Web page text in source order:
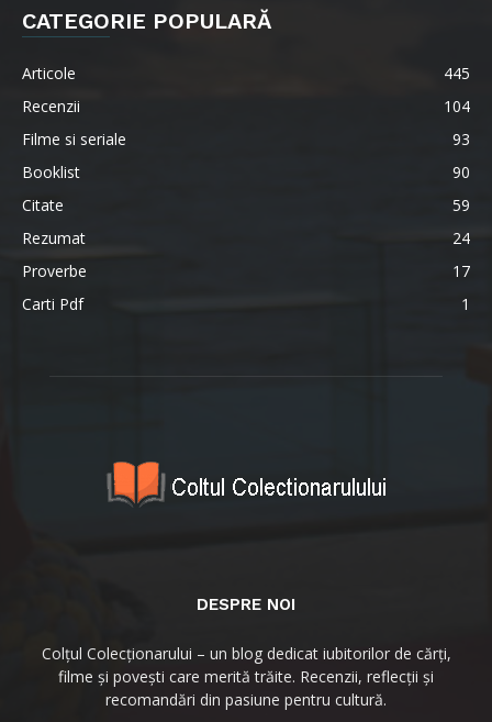
CATEGORIE POPULARĂ
Articole
445
Recenzii
104
Filme si seriale
93
Booklist
90
Citate
59
Rezumat
24
Proverbe
17
Carti Pdf
1
DESPRE NOI
Colțul Colecționarului – un blog dedicat iubitorilor de cărți,
filme și povești care merită trăite. Recenzii, reflecții și
recomandări din pasiune pentru cultură.